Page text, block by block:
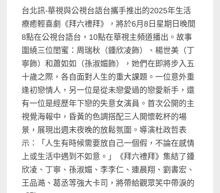
台北訊-華視與公視台語台攜手推出的2025年生活
療癒輕喜劇《拜六禮拜》，將於6月8日星期日晚間
8點在公視台語台，10點在華視主頻道播出。故事
圍繞三位閨蜜：周瑞秋（鍾欣凌飾）、楊世美（丁
寧飾）和蕭如如（孫淑媚飾），她們在即將步入五
十歲之際，各自面對人生的重大課題。一位意外重
逢初戀情人，另一位是從未戀愛過的戀愛新手，還
有一位是經歷年下戀的失意女演員。首次公開的主
視覺海報中，昏黃的色調搭配三人開懷乾杯的場
景，展現出週末夜晚的放鬆氛圍。導演杜政哲表
示：「人生有時候需要放自己一個假，不論在感情
上或生活中遇到不如意。」《拜六禮拜》集結了鍾
欣凌、丁寧、孫淑媚、李李仁、連晨翔、劉書宏、
王品澔、葛丞等強大卡司，將帶給觀眾笑中帶淚的